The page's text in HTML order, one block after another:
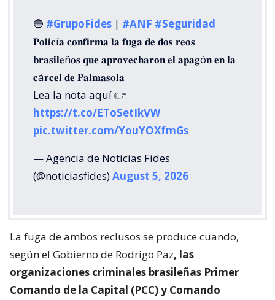
🔵 #GrupoFides | #ANF #Seguridad
𝐏𝐨𝐥𝐢𝐜í𝐚 𝐜𝐨𝐧𝐟𝐢𝐫𝐦𝐚 𝐥𝐚 𝐟𝐮𝐠𝐚 𝐝𝐞 𝐝𝐨𝐬 𝐫𝐞𝐨𝐬
𝐛𝐫𝐚𝐬𝐢𝐥𝐞ñ𝐨𝐬 𝐪𝐮𝐞 𝐚𝐩𝐫𝐨𝐯𝐞𝐜𝐡𝐚𝐫𝐨𝐧 𝐞𝐥 𝐚𝐩𝐚𝐠ó𝐧 𝐞𝐧 𝐥𝐚
𝐜á𝐫𝐜𝐞𝐥 𝐝𝐞 𝐏𝐚𝐥𝐦𝐚𝐬𝐨𝐥𝐚
Lea la nota aquí 👉
https://t.co/EToSetIkVW
pic.twitter.com/YouYOXfmGs
— Agencia de Noticias Fides
(@noticiasfides)August 5, 2026
La fuga de ambos reclusos se produce cuando,
según el Gobierno de Rodrigo Paz, las
organizaciones criminales brasileñas Primer
Comando de la Capital (PCC) y Comando